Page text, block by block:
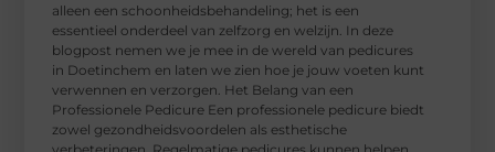
alleen een schoonheidsbehandeling; het is een
essentieel onderdeel van zelfzorg en welzijn. In deze
blogpost nemen we je mee in de wereld van pedicures
in Doetinchem en laten we zien hoe je jouw voeten kunt
verwennen en verzorgen. Het Belang van een
Professionele Pedicure Een professionele pedicure biedt
zowel gezondheidsvoordelen als esthetische